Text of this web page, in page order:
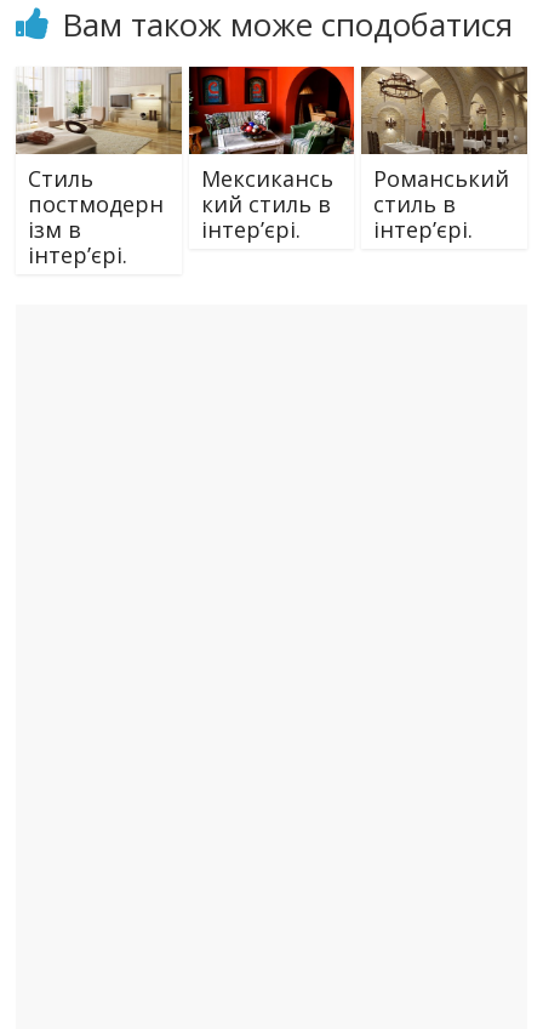
Вам також може сподобатися
Cтиль
постмодерн
ізм в
інтер’єрі.
Мексикансь
кий стиль в
інтер’єрі.
Романський
стиль в
інтер’єрі.